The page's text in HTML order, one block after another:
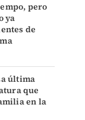
pero
ya
de
última
que
en la